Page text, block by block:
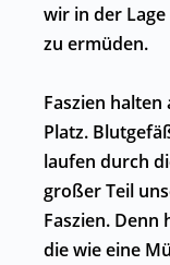
wir in der
zu ermüden.
Faszien
Platz.
laufen durch
großer Teil
Faszien. Denn
die wie eine